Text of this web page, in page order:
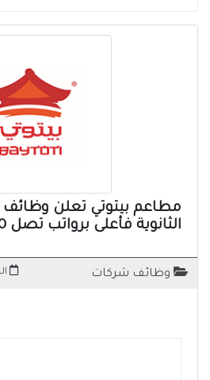
مطاعم بيتوتي تعلن
الثانوية فأعلى برواتب تصل 5,500 ريال
وظائف شركات